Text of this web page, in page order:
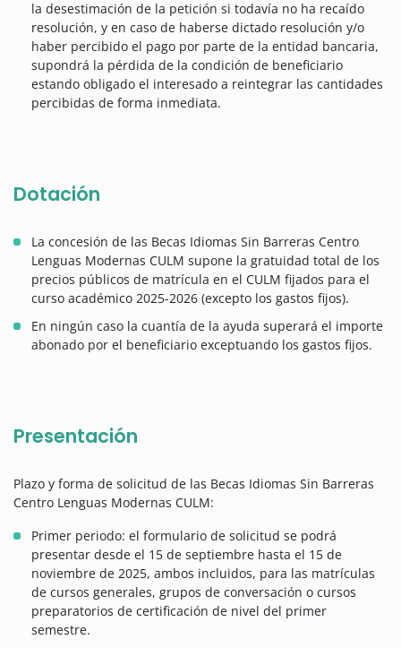
la desestimación de la petición si todavía no ha recaído
resolución, y en caso de haberse dictado resolución y/o
haber percibido el pago por parte de la entidad bancaria,
supondrá la pérdida de la condición de beneficiario
estando obligado el interesado a reintegrar las cantidades
percibidas de forma inmediata.
Dotación
La concesión de las Becas Idiomas Sin Barreras Centro
Lenguas Modernas CULM supone la gratuidad total de los
precios públicos de matrícula en el CULM fijados para el
curso académico 2025-2026 (excepto los gastos fijos).
En ningún caso la cuantía de la ayuda superará el importe
abonado por el beneficiario exceptuando los gastos fijos.
Presentación
Plazo y forma de solicitud de las Becas Idiomas Sin Barreras
Centro Lenguas Modernas CULM:
Primer periodo: el formulario de solicitud se podrá
presentar desde el 15 de septiembre hasta el 15 de
noviembre de 2025, ambos incluidos, para las matrículas
de cursos generales, grupos de conversación o cursos
preparatorios de certificación de nivel del primer
semestre.